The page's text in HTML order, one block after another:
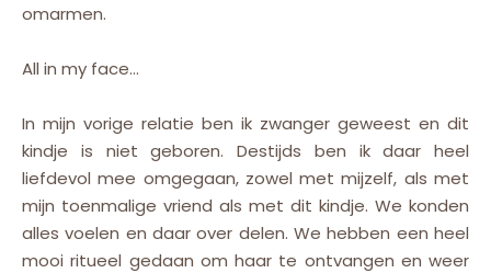
omarmen.
All in my face…
In mijn vorige relatie ben ik zwanger geweest en dit
kindje is niet geboren. Destijds ben ik daar heel
liefdevol mee omgegaan, zowel met mijzelf, als met
mijn toenmalige vriend als met dit kindje. We konden
alles voelen en daar over delen. We hebben een heel
mooi ritueel gedaan om haar te ontvangen en weer